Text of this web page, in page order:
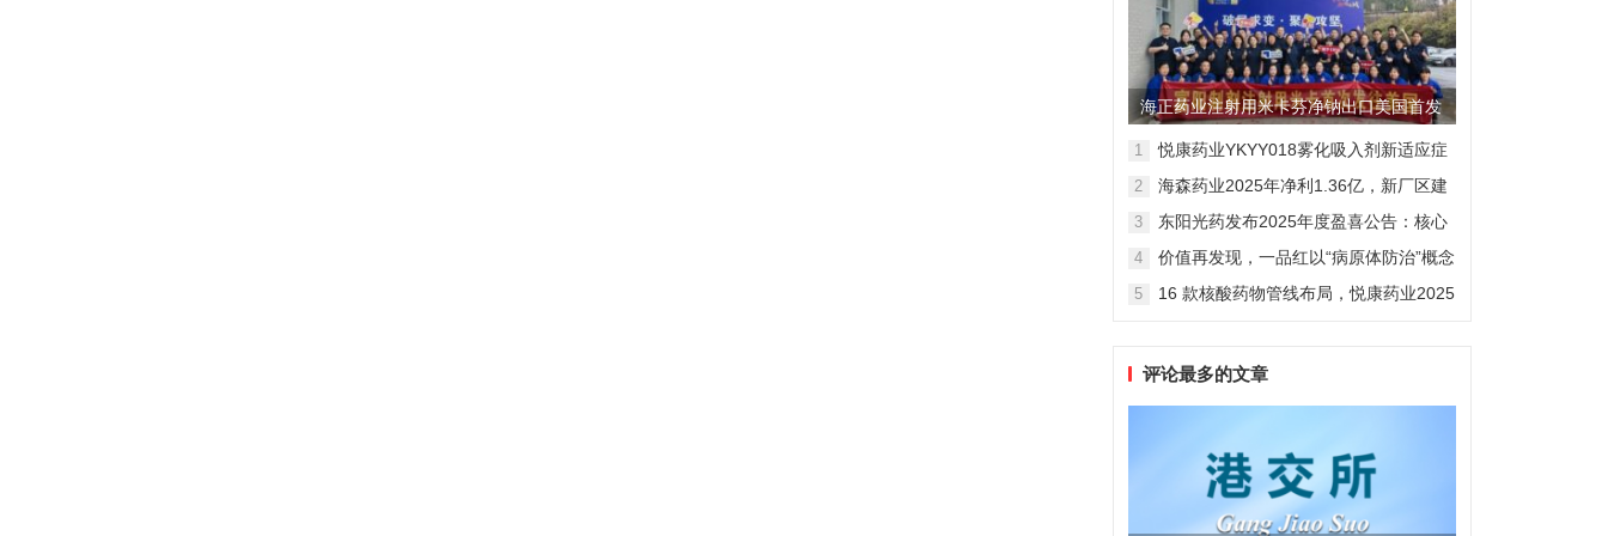
海正药业注射用米卡芬净钠出口美国首发
制剂全球化迈出关键一步
1
悦康药业YKYY018雾化吸入剂新适应症
感染防治
2
海森药业2025年净利1.36亿，新厂区建
3
东阳光药发布2025年度盈喜公告：核心
维度
4
价值再发现，一品红以“病原体防治”概念
5
16 款核酸药物管线布局，悦康药业2025
评论最多的文章